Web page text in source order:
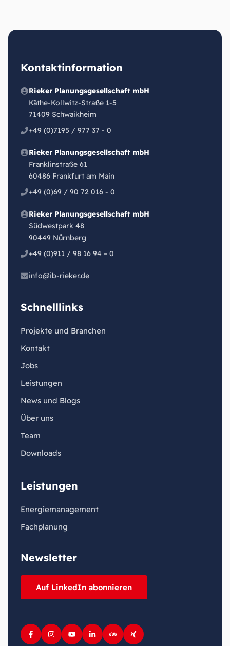
Kontaktinformation
Rieker Planungsgesellschaft mbH
Käthe-Kollwitz-Straße 1-5
71409 Schwaikheim
+49 (0)7195 / 977 37 - 0
Rieker Planungsgesellschaft mbH
Franklinstraße 61
60486 Frankfurt am Main
+49 (0)69 / 90 72 016 - 0
Rieker Planungsgesellschaft mbH
Südwestpark 48
90449 Nürnberg
+49 (0)911 / 98 16 94 – 0
info@ib-rieker.de
Schnelllinks
Projekte und Branchen
Kontakt
Jobs
Leistungen
News und Blogs
Über uns
Team
Downloads
Leistungen
Energiemanagement
Fachplanung
Newsletter
Auf LinkedIn abonnieren